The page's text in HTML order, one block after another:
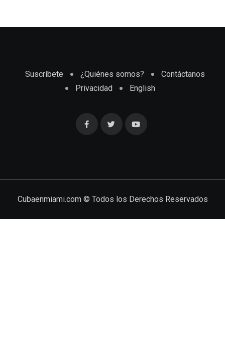
Suscríbete ¿Quiénes somos?
Contáctanos
Privacidad
English
Cubaenmiami.com © Todos los Derechos Reservados